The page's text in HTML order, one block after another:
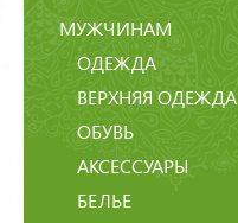
МУЖЧИНАМ
ОДЕЖДА
ВЕРХНЯЯ ОДЕЖДА
ОБУВЬ
АКСЕССУАРЫ
БЕЛЬЕ